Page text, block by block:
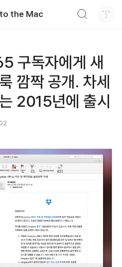
the Mac
구독자에게 새
깜짝 공개. 차세
2015년에 출시